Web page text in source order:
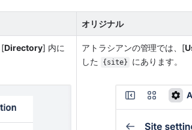
オリジナル
[Directory] 内に
アトラシアンの管理では、[
した
{site} にあります。